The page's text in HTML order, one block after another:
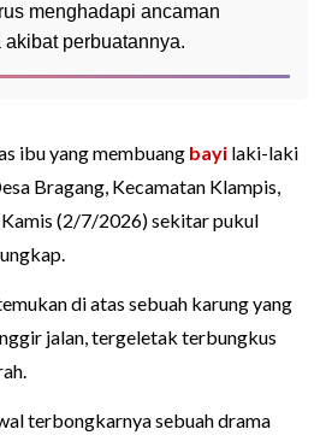
menghadapi ancaman
perbuatannya.
ibu yang membuang bayi laki-laki
Bragang, Kecamatan Klampis,
Kamis (2/7/2026) sekitar pukul
di atas sebuah karung yang
jalan, tergeletak terbungkus
terbongkarnya sebuah drama